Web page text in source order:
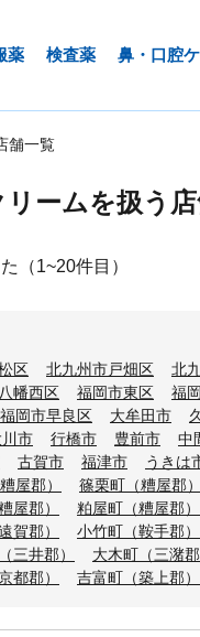
薬 検査薬 鼻・口腔
舗一覧
ームを扱う店
（1~20件目）
区 北九州市戸畑区
北
幡西区 福岡市東区
福
福岡市早良区 大牟田市
川市 行橋市 豊前市
中
古賀市 福津市
うきは
屋郡）
篠栗町（糟屋郡
屋郡）
粕屋町（糟屋郡）
賀郡）
小竹町（鞍手郡）
三井郡）
大木町（三潴
都郡） 吉富町（築上郡）